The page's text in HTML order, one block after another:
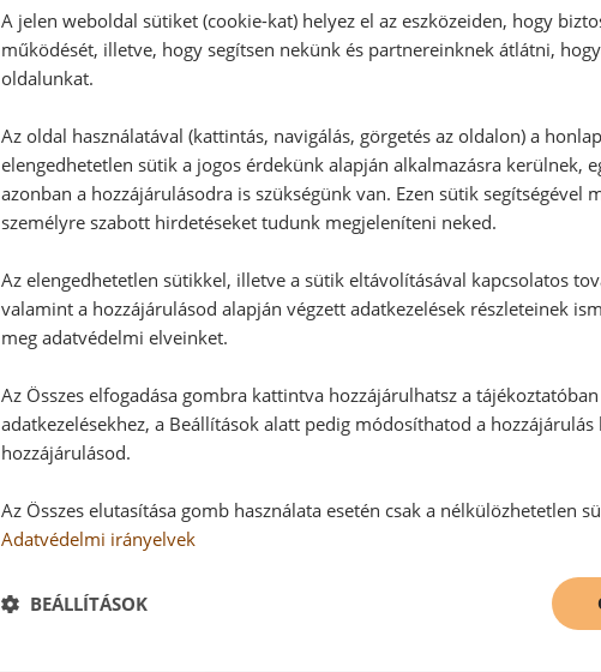
Hozzászólások
Ehhez a recepthez még
Hozzászólás írása
Vélemény írásához, kérjük,
RECEPTAJÁNLÓ
A jelen weboldal sütiket (cookie-kat) helyez el az eszközeiden, hogy
működését, illetve, hogy segítsen nekünk és partnereinknek átlátni,
oldalunkat.
Az oldal használatával (kattintás, navigálás, görgetés az oldalon) a
elengedhetetlen sütik a jogos érdekünk alapján alkalmazásra kerülnek,
azonban a hozzájárulásodra is szükségünk van. Ezen sütik segítségével
személyre szabott hirdetéseket tudunk megjeleníteni neked.
Az elengedhetetlen sütikkel, illetve a sütik eltávolításával kapcsolatos
valamint a hozzájárulásod alapján végzett adatkezelések részleteinek
meg adatvédelmi elveinket.
Az Összes elfogadása gombra kattintva hozzájárulhatsz a
adatkezelésekhez, a Beállítások alatt pedig módosíthatod a
hozzájárulásod.
Az Összes elutasítása gomb használata esetén csak a nélkülözhetetlen
Adatvédelmi irányelvek
BEÁLLÍTÁSOK